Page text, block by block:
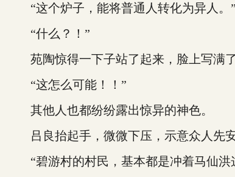
“这个炉子，能将普通人转化为异人。”
“什么？！”
苑陶惊得一下子站了起来，脸上写满了
“这怎么可能！！”
其他人也都纷纷露出惊异的神色。
吕良抬起手，微微下压，示意众人先安
“碧游村的村民，基本都是冲着马仙洪